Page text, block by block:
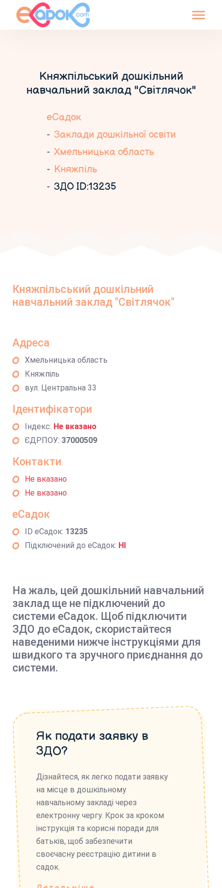
Княжпільський дошкільний
навчальний заклад "Світлячок"
еСадок
Заклади дошкільної освіти
Хмельницька область
Княжпіль
ЗДО ID:13235
Княжпільський дошкільний
навчальний заклад "Світлячок"
Адреса
Хмельницька область
Княжпіль
вул. Центральна 33
Ідентифікатори
Індекс: Не вказано
ЄДРПОУ: 37000509
Контакти
Не вказано
Не вказано
еСадок
ID еСадок: 13235
Підключений до еСадок: НІ
На жаль, цей дошкільний навчальний
заклад ще не підключений до
системи еСадок. Щоб підключити
ЗДО до еСадок, скористайтеся
наведеними нижче інструкціями для
швидкого та зручного приєднання до
системи.
Як подати заявку в
ЗДО?
Дізнайтеся, як легко подати заявку
на місце в дошкільному
навчальному закладі через
електронну чергу. Крок за кроком
інструкція та корисні поради для
батьків, щоб забезпечити
своєчасну реєстрацію дитини в
садок.